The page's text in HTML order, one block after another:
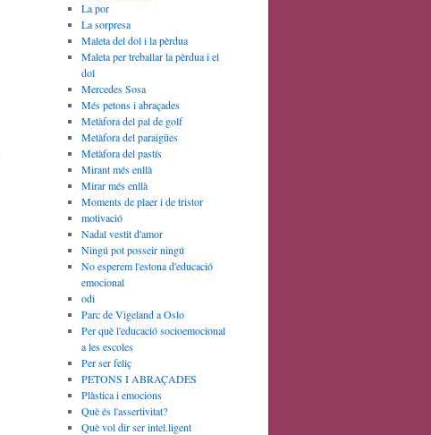
La por
La sorpresa
Maleta del dol i la pèrdua
Maleta per treballar la pèrdua i el
dol
Mercedes Sosa
Més petons i abraçades
Metàfora del pal de golf
Metàfora del paraigües
Metàfora del pastís
Mirant més enllà
Mirar més enllà
Moments de plaer i de tristor
motivació
Nadal vestit d'amor
Ningú pot posseir ningú
No esperem l'estona d'educació
emocional
odi
Parc de Vigeland a Oslo
Per què l'educació socioemocional
a les escoles
Per ser feliç
PETONS I ABRAÇADES
Plàstica i emocions
Què és l'assertivitat?
Què vol dir ser intel.ligent